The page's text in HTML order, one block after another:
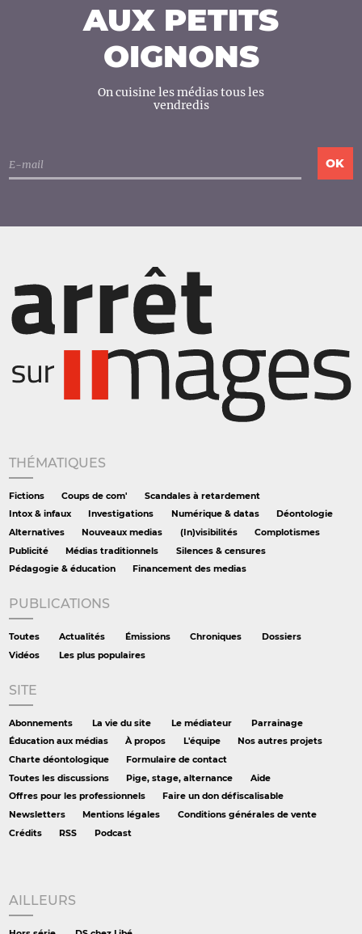
AUX PETITS
OIGNONS
On cuisine les médias tous les
vendredis
THÉMATIQUES
Fictions Coups de com'
Scandales à retardement
Intox & infaux
Investigations Numérique & datas
Déontologie
Alternatives
Nouveaux medias (In)visibilités
Complotismes
Publicité
Médias traditionnels
Silences & censures
Pédagogie & éducation
Financement des medias
PUBLICATIONS
Toutes Actualités Émissions Chroniques
Dossiers
Vidéos
Les plus populaires
SITE
Abonnements La vie du site Le médiateur
Parrainage
Éducation aux médias
À propos L'équipe
Nos autres projets
Charte déontologique
Formulaire de contact
Toutes les discussions
Pige, stage, alternance
Aide
Offres pour les professionnels
Faire un don défiscalisable
Newsletters
Mentions légales
Conditions générales de vente
Crédits
RSS Podcast
AILLEURS